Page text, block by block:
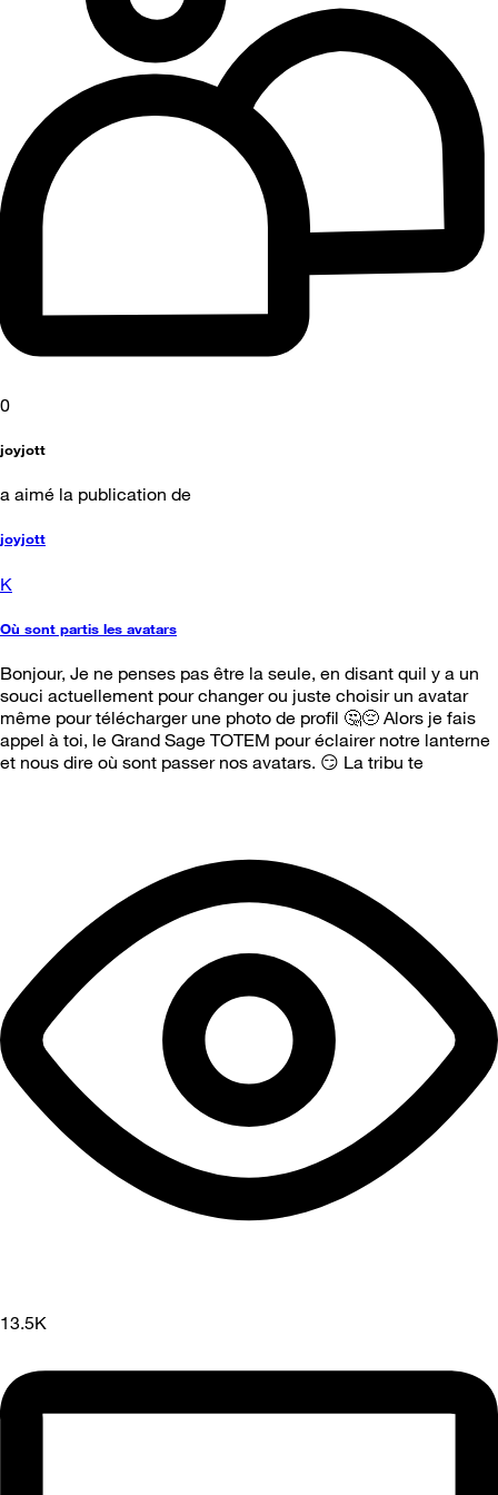
0
joyjott
a aimé la publication de
joyjott
K
Où sont partis les avatars
Bonjour, Je ne penses pas être la seule, en disant quil y a un
souci actuellement pour changer ou juste choisir un avatar
même pour télécharger une photo de profil 🤔😔 Alors je fais
appel à toi, le Grand Sage TOTEM pour éclairer notre lanterne
et nous dire où sont passer nos avatars. 😏 La tribu te
13.5K